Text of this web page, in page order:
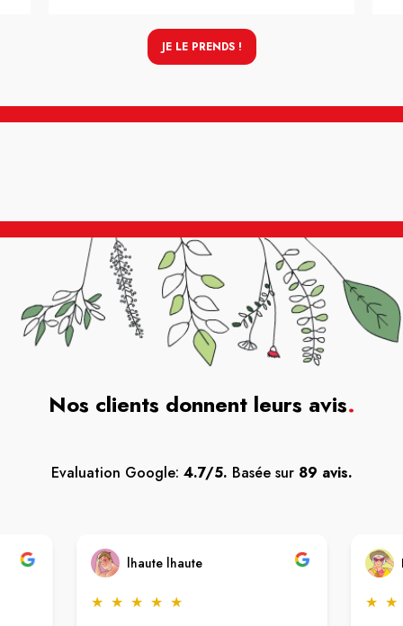
JE LE PRENDS !
Nos clients donnent leurs avis.
Evaluation Google: 4.7/5. Basée sur 89 avis.
lhaute lhaute
★ ★ ★ ★ ★ ★ ★